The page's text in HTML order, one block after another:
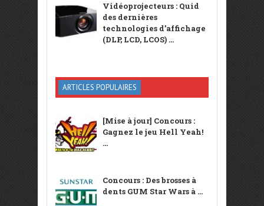
Vidéoprojecteurs : Quid
des dernières
technologies d’affichage
(DLP, LCD, LCOS) ...
ARTICLES POPULAIRES
[Mise à jour] Concours :
Gagnez le jeu Hell Yeah!
...
Concours : Des brosses à
dents GUM Star Wars à ...